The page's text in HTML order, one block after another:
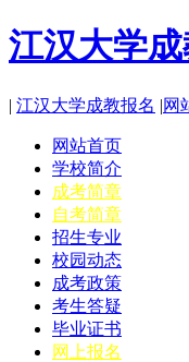
江汉大学
| 江汉大学成教报名 |网
网站首页
学校简介
成考简章
自考简章
招生专业
校园动态
成考政策
考生答疑
毕业证书
网上报名